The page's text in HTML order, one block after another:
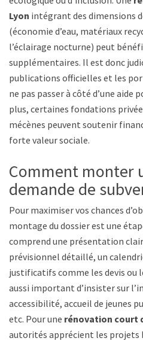
Lyon intégrant des dimensions
(économie d’eau, matériaux
l’éclairage nocturne) peut
supplémentaires. Il est donc
publications officielles et les
ne pas passer à côté d’une aide
plus, certaines fondations
mécènes peuvent soutenir
forte valeur sociale.
Comment monter
demande de
Pour maximiser vos chances
montage du dossier est une
comprend une présentation
prévisionnel détaillé, un
justificatifs comme les devis ou
aussi important d’insister sur
accessibilité, accueil de jeunes
etc. Pour une rénovation court
autorités apprécient les projets